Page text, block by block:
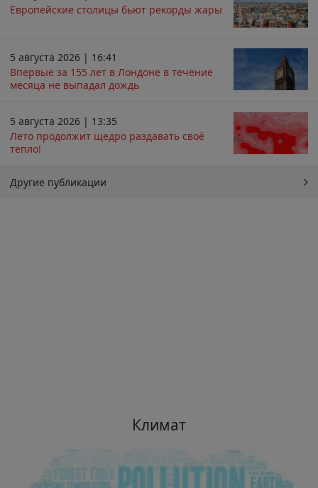
Европейские столицы бьют рекорды жары
5 августа 2026 | 16:41
Впервые за 155 лет в Лондоне в течение
месяца не выпадал дождь
5 августа 2026 | 13:35
Лето продолжит щедро раздавать своё
тепло!
Другие публикации
Климат